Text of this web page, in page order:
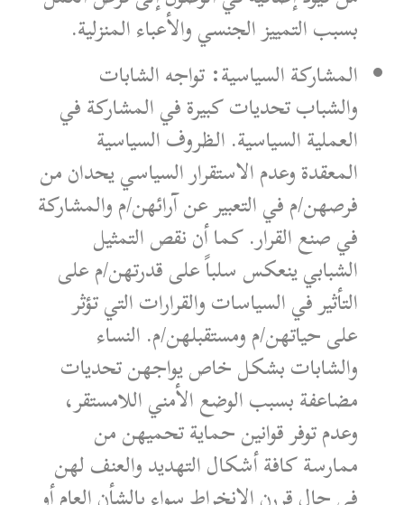
بسبب التمييز الجنسي والأعباء المنزلية.
المشاركة السياسية: تواجه الشابات
والشباب تحديات كبيرة في المشاركة في
العملية السياسية. الظروف السياسية
المعقدة وعدم الاستقرار السياسي يحدان من
فرصهن/م في التعبير عن آرائهن/م والمشاركة
في صنع القرار. كما أن نقص التمثيل
الشبابي ينعكس سلباً على قدرتهن/م على
التأثير في السياسات والقرارات التي تؤثر
على حياتهن/م ومستقبلهن/م. النساء
والشابات بشكل خاص يواجهن تحديات
مضاعفة بسبب الوضع الأمني اللامستقر،
وعدم توفر قوانين حماية تحميهن من
ممارسة كافة أشكال التهديد والعنف لهن